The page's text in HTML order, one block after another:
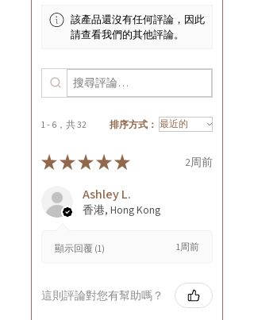
該產品還沒有任何評論，因此
請查看我們的其他評論。
1 - 6，共 32 排序方式：
★★★★★ 2周前
Ashley L.
香港, Hong Kong
顯示回覆 (1) 1周前
這則評論對您有幫助嗎？